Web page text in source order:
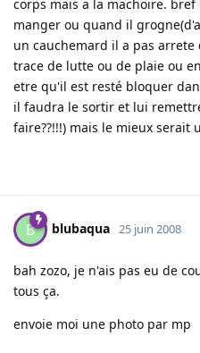
corps mais a la machoire.
manger ou quand il
un cauchemard il a pas arrete
trace de lutte ou de plaie ou
etre qu'il est resté bloquer
il faudra le sortir et lui
faire??!!!) mais le mieux serait
B blubaqua 25 juin 2008
bah zozo, je n'ais pas eu de
tous ça.
envoie moi une photo par mp